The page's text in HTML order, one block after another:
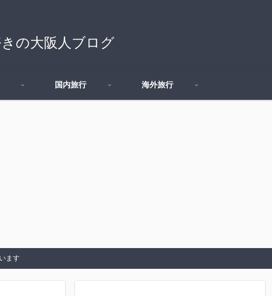
の大阪人ブログ
国内旅行 海外旅行
ます